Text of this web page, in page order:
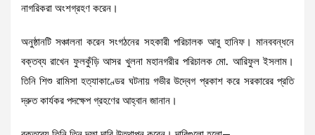
নাগরিকরা অংশগ্রহণ করেন।
অনুষ্ঠানটি সঞ্চালনা করেন সংগঠনের সহকারী পরিচালক আবু হানিফ। মানববন্ধনে
বক্তব্য রাখেন ফুলকুঁড়ি আসর খুলনা মহানগরীর পরিচালক মো. আরিফুল ইসলাম।
তিনি শিশু রামিসা হত্যাকাণ্ডের ঘটনায় গভীর উদ্বেগ প্রকাশ করে সরকারের প্রতি
দ্রুত কার্যকর পদক্ষেপ গ্রহণের আহ্বান জানান।